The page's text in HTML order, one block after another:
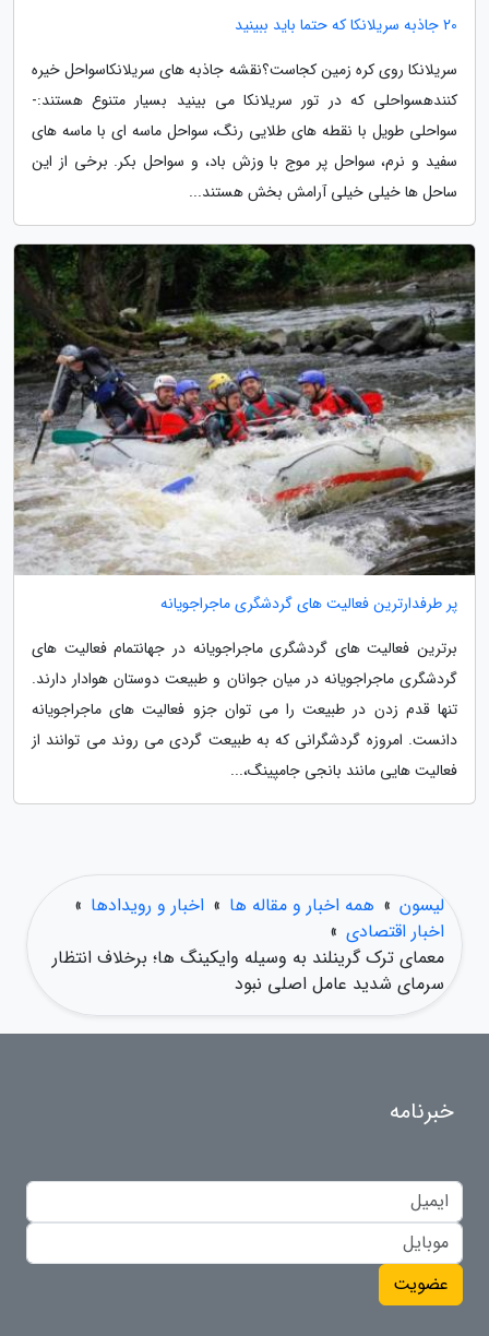
20 جاذبه سریلانکا که حتما باید ببینید
سریلانکا روی کره زمین کجاست؟نقشه جاذبه های سریلانکاسواحل خیره
کنندهسواحلی که در تور سریلانکا می بینید بسیار متنوع هستند:­
سواحلی طویل با نقطه های طلایی رنگ، سواحل ماسه ای با ماسه های
سفید و نرم، سواحل پر موج با وزش باد، و سواحل بکر. برخی از این
ساحل ها خیلی خیلی آرامش بخش هستند...
پر طرفدارترین فعالیت های گردشگری ماجراجویانه
برترین فعالیت های گردشگری ماجراجویانه در جهانتمام فعالیت های
گردشگری ماجراجویانه در میان جوانان و طبیعت دوستان هوادار دارند.
تنها قدم زدن در طبیعت را می توان جزو فعالیت های ماجراجویانه
دانست. امروزه گردشگرانی که به طبیعت گردی می روند می توانند از
فعالیت هایی مانند بانجی جامپینگ،...
لیسون » همه اخبار و مقاله ها » اخبار و رویدادها »
اخبار اقتصادی »
معمای ترک گرینلند به وسیله وایکینگ ها؛ برخلاف انتظار
سرمای شدید عامل اصلی نبود
خبرنامه
عضویت